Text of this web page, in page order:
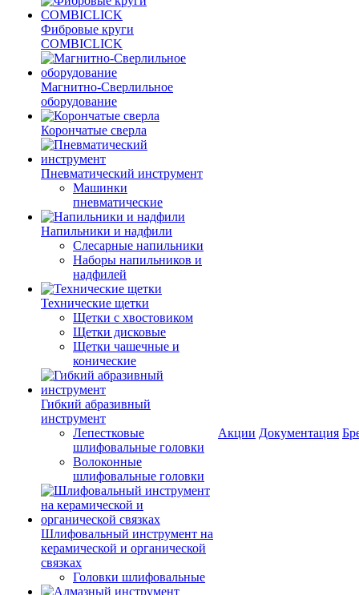
Фибровые круги
COMBICLICK
Магнитно-Сверлильное
оборудование
Корончатые сверла
Пневматический инструмент
Машинки
пневматические
Напильники и надфили
Слесарные напильники
Наборы напильников и
надфилей
Технические щетки
Щетки с хвостовиком
Щетки дисковые
Щетки чашечные и
конические
Гибкий абразивный
инструмент
Лепестковые
шлифовальные головки
Волоконные
шлифовальные головки
Шлифовальный инструмент на
керамической и органической
связках
Головки шлифовальные
Акции Документация